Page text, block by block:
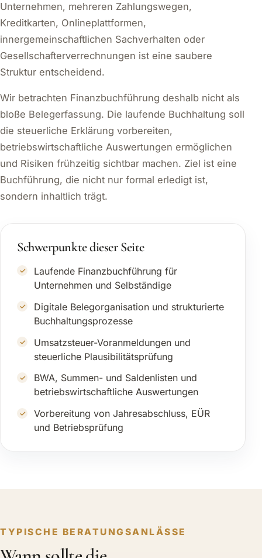
Unternehmen, mehreren Zahlungswegen,
Kreditkarten, Onlineplattformen,
innergemeinschaftlichen Sachverhalten oder
Gesellschafterverrechnungen ist eine saubere
Struktur entscheidend.
Wir betrachten Finanzbuchführung deshalb nicht als
bloße Belegerfassung. Die laufende Buchhaltung soll
die steuerliche Erklärung vorbereiten,
betriebswirtschaftliche Auswertungen ermöglichen
und Risiken frühzeitig sichtbar machen. Ziel ist eine
Buchführung, die nicht nur formal erledigt ist,
sondern inhaltlich trägt.
Schwerpunkte dieser Seite
Laufende Finanzbuchführung für
Unternehmen und Selbständige
Digitale Belegorganisation und strukturierte
Buchhaltungsprozesse
Umsatzsteuer-Voranmeldungen und
steuerliche Plausibilitätsprüfung
BWA, Summen- und Saldenlisten und
betriebswirtschaftliche Auswertungen
Vorbereitung von Jahresabschluss, EÜR
und Betriebsprüfung
TYPISCHE BERATUNGSANLÄSSE